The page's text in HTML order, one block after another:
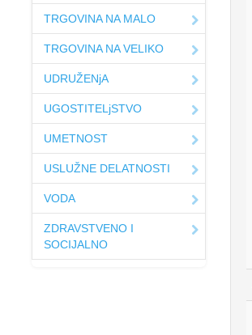
TRGOVINA NA MALO
TRGOVINA NA VELIKO
UDRUŽENjA
UGOSTITELjSTVO
UMETNOST
USLUŽNE DELATNOSTI
VODA
ZDRAVSTVENO I
SOCIJALNO